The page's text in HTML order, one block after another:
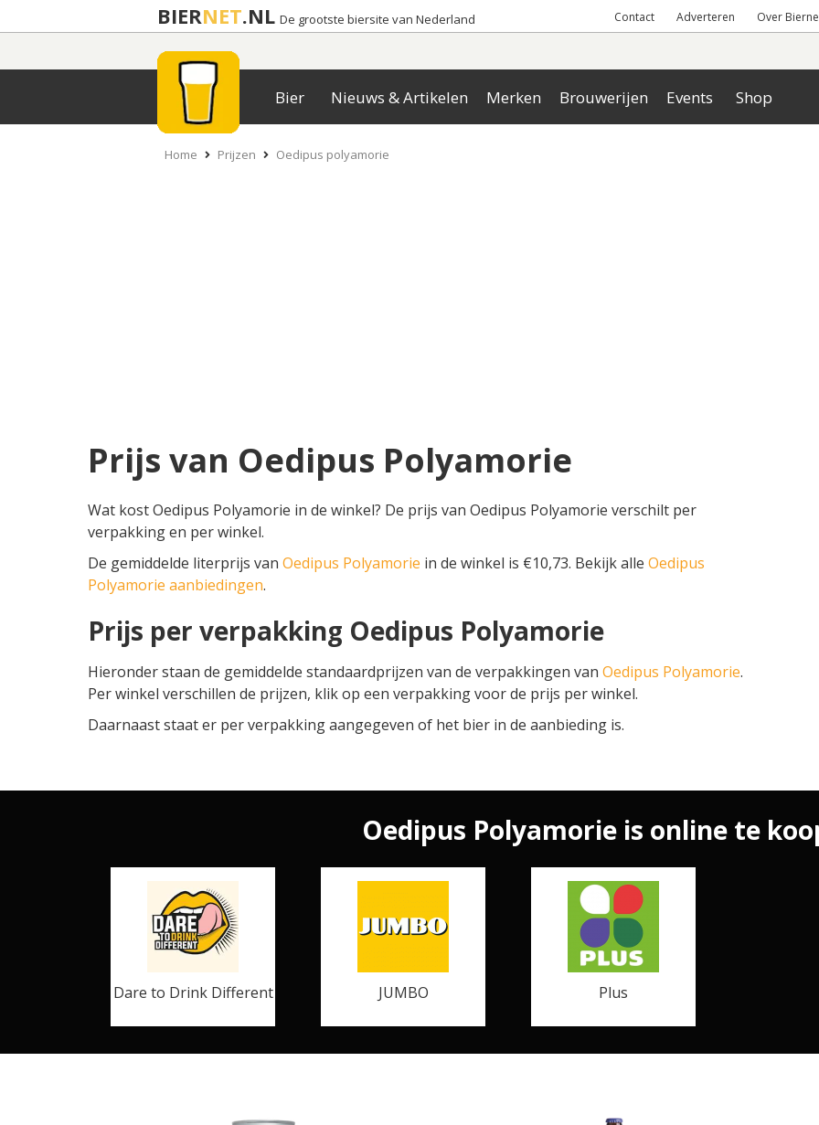
BIERNET.NL De grootste biersite van Nederland Contact Adverteren Over
Bier Nieuws & Artikelen Merken Brouwerijen Events Shop
Home Prijzen Oedipus polyamorie
Prijs van Oedipus Polyamorie
Wat kost Oedipus Polyamorie in de winkel? De prijs van Oedipus Polyamorie verschilt per
verpakking en per winkel.
De gemiddelde literprijs van Oedipus Polyamorie in de winkel is €10,73. Bekijk alle Oedipus
Polyamorie aanbiedingen.
Prijs per verpakking Oedipus Polyamorie
Hieronder staan de gemiddelde standaardprijzen van de verpakkingen van Oedipus Polyamorie.
Per winkel verschillen de prijzen, klik op een verpakking voor de prijs per winkel.
Daarnaast staat er per verpakking aangegeven of het bier in de aanbieding is.
Oedipus Polyamorie is online te
Dare to Drink Different JUMBO Plus